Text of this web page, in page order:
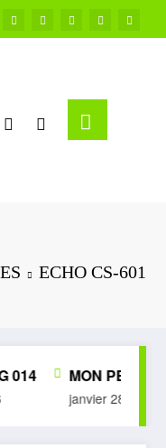
ECHO CS-601
MON PETIT
janvier 28, 2026